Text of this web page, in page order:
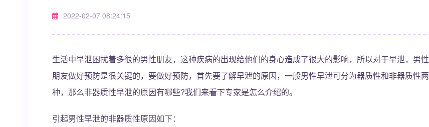
2022-02-07 08:24:15
生活中早泄困扰着多很的男性朋友，这种疾病的出现给他们的身心造成了很大的影响，所以对于早泄，男性
朋友做好预防是很关键的，要做好预防，首先要了解早泄的原因，一般男性早泄可分为器质性和非器质性两
种，那么非器质性早泄的原因有哪些?我们来看下专家是怎么介绍的。
引起男性早泄的非器质性原因如下：